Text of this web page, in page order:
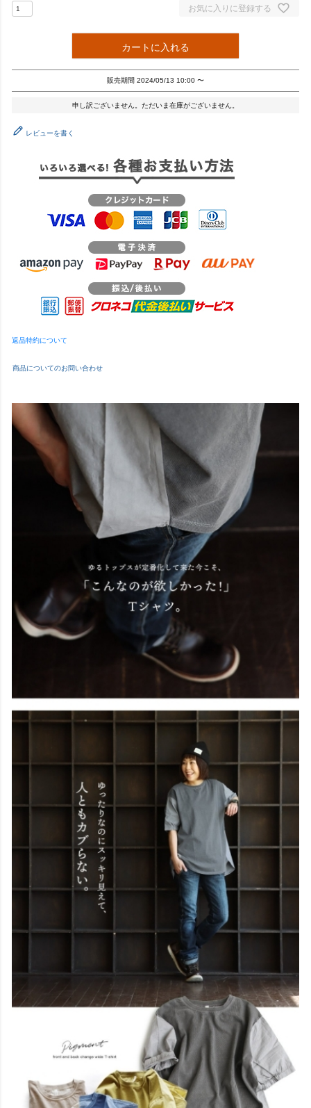
お気に入りに登録する
カートに入れる
販売期間 2024/05/13 10:00 〜
申し訳ございません。ただいま在庫がございません。
レビューを書く
返品特約について
商品についてのお問い合わせ